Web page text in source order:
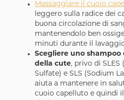
Massaggiare il cuoio
leggero sulla radice dei
buona circolazione di
mantenendolo ben
minuti durante il
Scegliere uno
della cute, privo di
Sulfate) e SLS (Sodium
aiuta a mantenere in
cuoio capelluto e quindi